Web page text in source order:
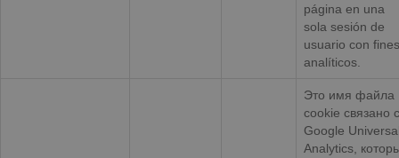
página en una
sola sesión de
usuario con fines
analíticos.
Это имя файла
cookie связано с
Google
Analytics,